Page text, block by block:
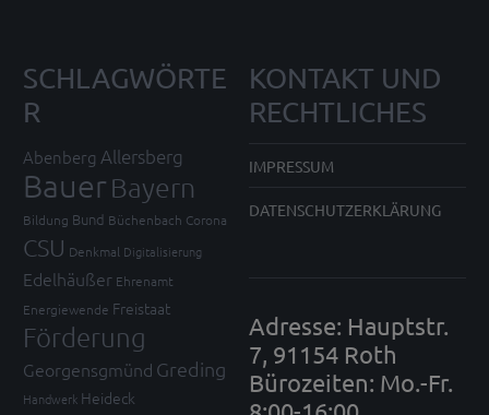
SCHLAGWÖRTE
R
Abenberg Allersberg
Bauer Bayern
Bildung Bund Büchenbach Corona
CSU Denkmal Digitalisierung
Edelhäußer Ehrenamt
Energiewende Freistaat
Förderung
Georgensgmünd Greding
Handwerk Heideck
KONTAKT UND
RECHTLICHES
IMPRESSUM
DATENSCHUTZERKLÄRUNG
Adresse: Hauptstr.
7, 91154 Roth
Bürozeiten: Mo.-Fr.